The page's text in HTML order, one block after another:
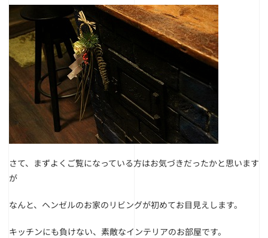
さて、まずよくご覧になっている方はお気づきだったかと思います
が
なんと、ヘンゼルのお家のリビングが初めてお目見えします。
キッチンにも負けない、素敵なインテリアのお部屋です。